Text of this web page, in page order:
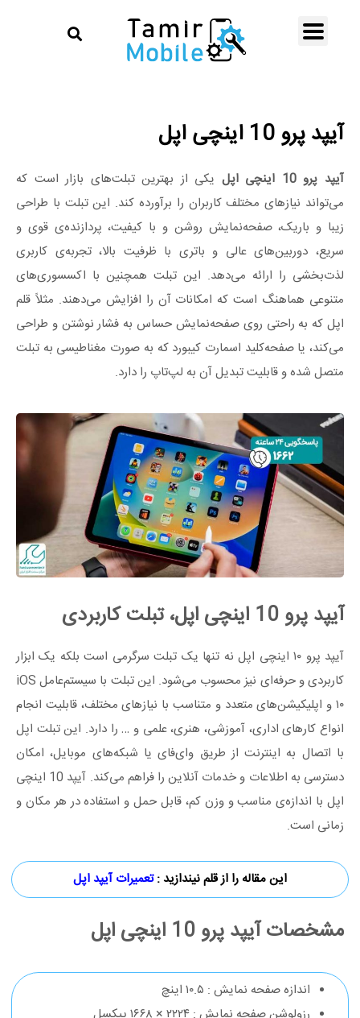
آیپد پرو 10 اینچی اپل
آیپد پرو 10 اینچی اپل
یکی از بهترین تبلت‌های بازار است که
می‌تواند نیازهای مختلف کاربران را برآورده کند. این تبلت با طراحی
زیبا و باریک، صفحه‌نمایش روشن و با کیفیت، پردازنده‌ی قوی و
سریع، دوربین‌های عالی و باتری با ظرفیت بالا، تجربه‌ی کاربری
لذت‌بخشی را ارائه می‌دهد. این تبلت همچنین با اکسسوری‌های
متنوعی هماهنگ است که امکانات آن را افزایش می‌دهند. مثلاً قلم
اپل که به راحتی روی صفحه‌نمایش حساس به فشار نوشتن و طراحی
می‌کند، یا صفحه‌کلید اسمارت کیبورد که به صورت مغناطیسی به تبلت
متصل شده و قابلیت تبدیل آن به لپ‌تاپ را دارد.
آیپد پرو 10 اینچی اپل، تبلت کاربردی
آیپد پرو ۱۰ اینچی اپل نه تنها یک تبلت سرگرمی است بلکه یک ابزار
کاربردی و حرفه‌ای نیز محسوب می‌شود. این تبلت با سیستم‌عامل iOS
۱۰ و اپلیکیشن‌های متعدد و متناسب با نیازهای مختلف، قابلیت انجام
انواع کارهای اداری، آموزشی، هنری، علمی و … را دارد. این تبلت اپل
با اتصال به اینترنت از طریق وای‌فای یا شبکه‌های موبایل، امکان
دسترسی به اطلاعات و خدمات آنلاین را فراهم می‌کند. آیپد 10 اینچی
اپل با اندازه‌ی مناسب و وزن کم، قابل حمل و استفاده در هر مکان و
زمانی است.
این مقاله را از قلم نیندازید : تعمیرات آیپد اپل
مشخصات آیپد پرو 10 اینچی اپل
اندازه صفحه نمایش : ۱۰.۵ اینچ